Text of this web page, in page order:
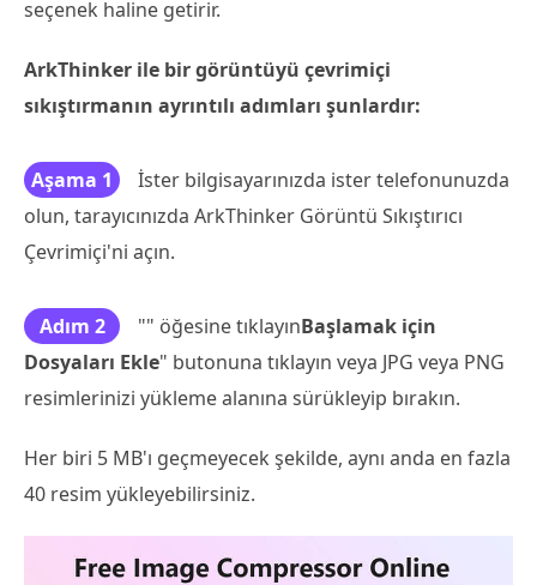
seçenek haline getirir.
ArkThinker ile bir görüntüyü çevrimiçi
sıkıştırmanın ayrıntılı adımları şunlardır:
Aşama 1
İster bilgisayarınızda ister telefonunuzda
olun, tarayıcınızda ArkThinker Görüntü Sıkıştırıcı
Çevrimiçi'ni açın.
Adım 2 "" öğesine tıklayınBaşlamak için
Dosyaları Ekle" butonuna tıklayın veya JPG veya PNG
resimlerinizi yükleme alanına sürükleyip bırakın.
Her biri 5 MB'ı geçmeyecek şekilde, aynı anda en fazla
40 resim yükleyebilirsiniz.